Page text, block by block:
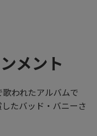
メント
われたアルバムで
たバッド・バニーさ